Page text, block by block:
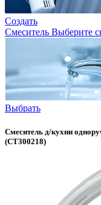
Создать
Смеситель Выберите
Выбрать
Смеситель д/кухни
(СТ300218)